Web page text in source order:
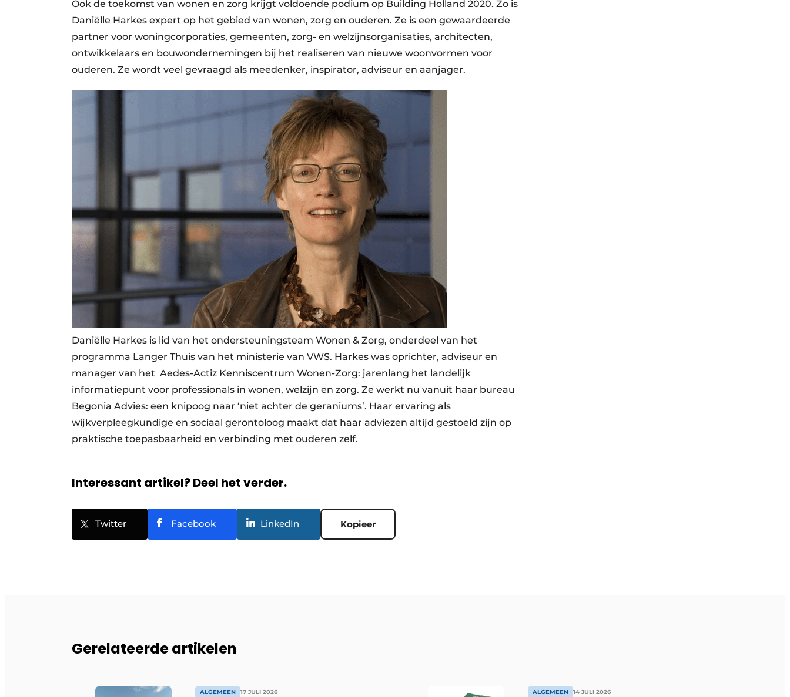
Ook de toekomst van wonen en zorg krijgt voldoende podium op Building Holland 2020. Zo is
Daniëlle Harkes expert op het gebied van wonen, zorg en ouderen. Ze is een gewaardeerde
partner voor woningcorporaties, gemeenten, zorg- en welzijnsorganisaties, architecten,
ontwikkelaars en bouwondernemingen bij het realiseren van nieuwe woonvormen voor
ouderen. Ze wordt veel gevraagd als meedenker, inspirator, adviseur en aanjager.
Daniëlle Harkes is lid van het ondersteuningsteam Wonen & Zorg, onderdeel van het
programma Langer Thuis van het ministerie van VWS. Harkes was oprichter, adviseur en
manager van het Aedes-Actiz Kenniscentrum Wonen-Zorg: jarenlang het landelijk
informatiepunt voor professionals in wonen, welzijn en zorg. Ze werkt nu vanuit haar bureau
Begonia Advies: een knipoog naar ‘niet achter de geraniums’. Haar ervaring als
wijkverpleegkundige en sociaal gerontoloog maakt dat haar adviezen altijd gestoeld zijn op
praktische toepasbaarheid en verbinding met ouderen zelf.
Interessant artikel? Deel het verder.
Twitter Facebook LinkedIn Kopieer
Gerelateerde artikelen
ALGEMEEN 17 JULI 2026 ALGEMEEN 14 JULI 2026